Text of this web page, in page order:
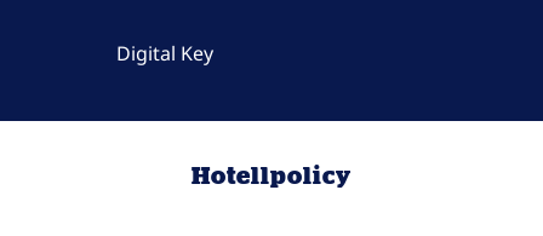
Digital Key
Hotellpolicy